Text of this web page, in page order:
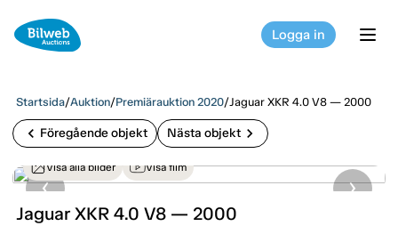
Logga in
Startsida/Auktion/Premiärauktion 2020/ Jaguar XKR 4.0 V8 — 2000
chevron_left Föregående objekt Nästa objekt chevron_right
Visa alla bilder Visa film
Jaguar XKR 4.0 V8 — 2000